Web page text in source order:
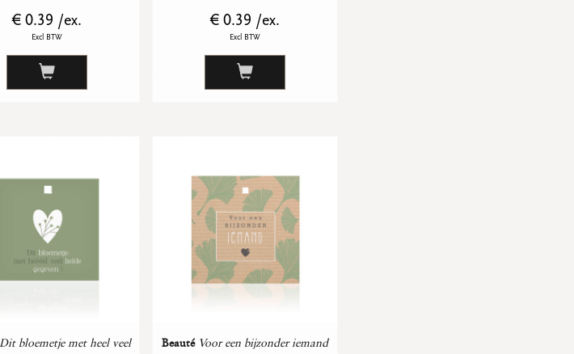
€ 0.39 /ex.
Excl BTW
€ 0.39 /ex.
Excl BTW
Dit bloemetje met heel veel
Beauté Voor een bijzonder iemand